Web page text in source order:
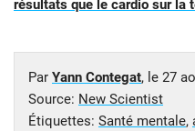
résultats que le cardio sur la
Par Yann Contegat, le 27
Source: New Scientist
Étiquettes: Santé mentale,